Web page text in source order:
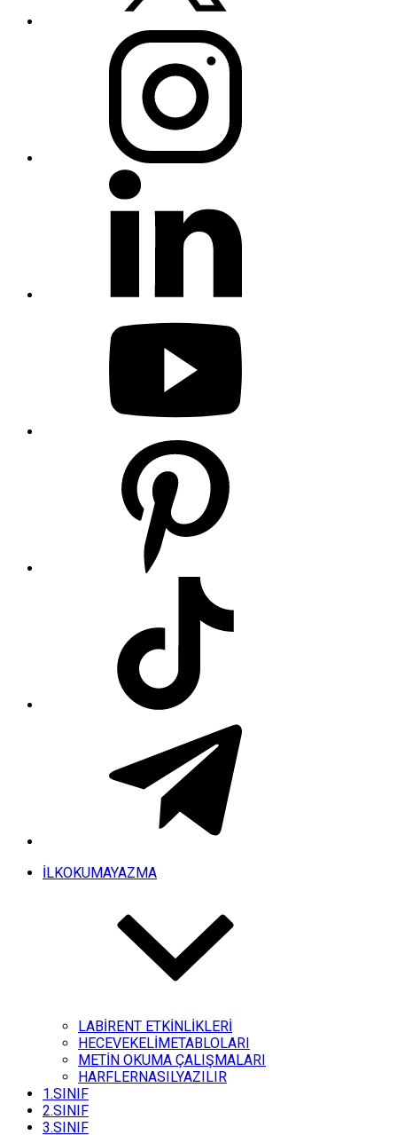
İLKOKUMAYAZMA
LABİRENT ETKİNLİKLERİ
HECEVEKELİMETABLOLARI
METİN OKUMA ÇALIŞMALARI
HARFLERNASILYAZILIR
1.SINIF
2.SINIF
3.SINIF